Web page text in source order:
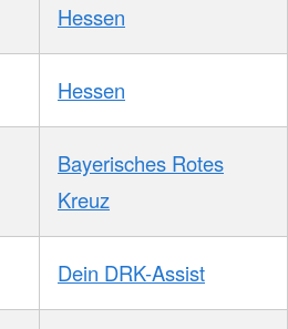
Hessen
Hessen
Bayerisches Rotes
Kreuz
Dein DRK-Assist